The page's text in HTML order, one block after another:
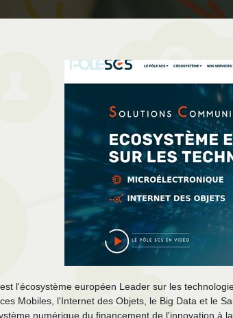
l'écosystème européen Leader sur les
Mobiles, l'Internet des Objets, le Big Data et le
numérique du financement de l'innovation à